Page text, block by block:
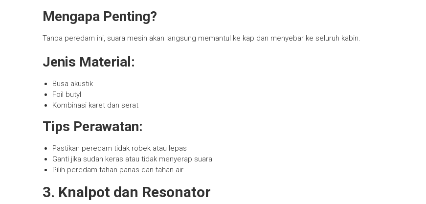
Mengapa Penting?
Tanpa peredam ini, suara mesin akan langsung memantul ke kap dan menyebar ke seluruh kabin.
Jenis Material:
Busa akustik
Foil butyl
Kombinasi karet dan serat
Tips Perawatan:
Pastikan peredam tidak robek atau lepas
Ganti jika sudah keras atau tidak menyerap suara
Pilih peredam tahan panas dan tahan air
3. Knalpot dan Resonator